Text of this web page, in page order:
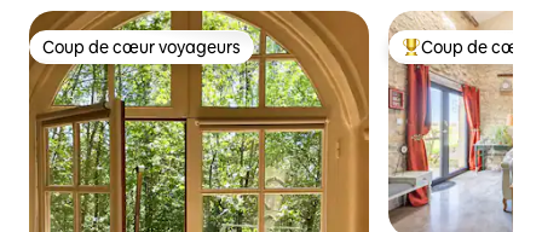
Coup de cœur voyageurs
Coup de cœur voyageurs Coups de cœur
Coup de cœur